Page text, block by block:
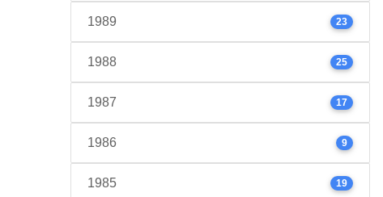
1989 23
1988 25
1987 17
1986 9
1985 19